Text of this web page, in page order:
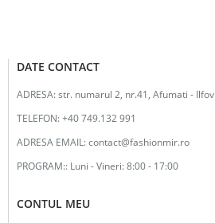
DATE CONTACT
ADRESA:str. numarul 2, nr.41, Afumati - Ilfov
TELEFON:+40 749.132 991
ADRESA EMAIL:contact@fashionmir.ro
PROGRAM:: Luni - Vineri: 8:00 - 17:00
CONTUL MEU